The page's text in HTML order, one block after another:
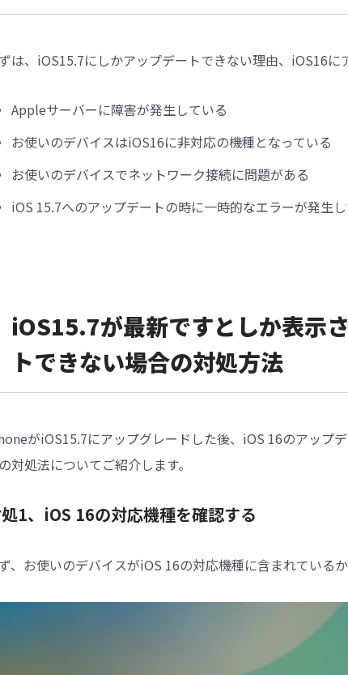
は、iOS15.7にしかアップデートできない理由、iOS16に
Appleサーバーに障害が発生している
お使いのデバイスはiOS16に非対応の機種となっている
お使いのデバイスでネットワーク接続に問題がある
iOS 15.7へのアップデートの時に一時的なエラーが発生
iOS15.7が最新ですとしか表示
トできない場合の対処方法
がiOS15.7にアップグレードした後、iOS 16のアップ
対処法についてご紹介します。
1、iOS 16の対応機種を確認する
、お使いのデバイスがiOS 16の対応機種に含まれているか